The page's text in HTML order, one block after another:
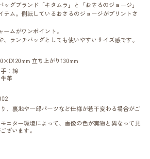
グブランド「キタムラ」と「おさるのジョージ」
テム。側転しているおさるのジョージがプリントさ
ムがワンポイント。
、ランチバッグとしても使いやすいサイズ感です。
立ち上がり130mm
：綿
革
、裏地や一部パーツなど仕様が若干変わる場合がご
ニター環境によって、画像の色が実物と異なって見
ざいます。